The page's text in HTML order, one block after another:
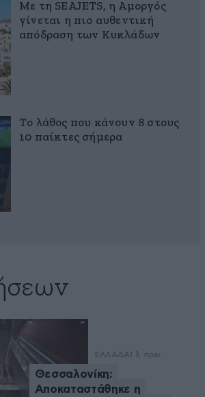
Με τη SEAJETS, η Αμοργός
γίνεται η πιο αυθεντική
απόδραση των Κυκλάδων
Το λάθος που κάνουν 8 στους
10 παίκτες σήμερα
ΕΛΛΑΔΑ 1 λ. πριν
Θεσσαλονίκη:
Αποκαταστάθηκε η